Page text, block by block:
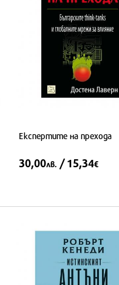
Експертите на прехода
30,00лв. / 15,34€